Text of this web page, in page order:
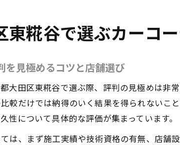
東糀谷のカ
施工内容と
信頼できるカー
カーコーテ
施工技術と
東糀谷で選ぶカーコ
を見極めるコツと店舗選び
大田区東糀谷で選ぶ際、評判の見極めは非
較だけでは納得のいく結果を得られないこ
性について具体的な評価が集まっています。
は、まず施工実績や技術資格の有無、店舗